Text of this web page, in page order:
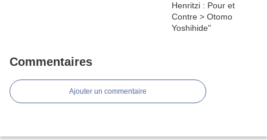
Commentaires
Ajouter un commentaire